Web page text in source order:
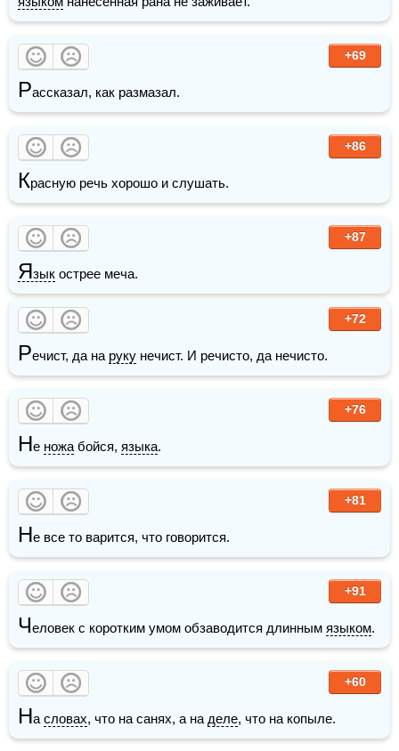
+69
Рассказал, как размазал.
+86
Красную речь хорошо и слушать.
+87
Язык острее меча.
+72
Речист, да на руку нечист. И речисто, да нечисто.
+76
Не ножа бойся, языка.
+81
Не все то варится, что говорится.
+91
Человек с коротким умом обзаводится длинным языком.
+60
На словах, что на санях, а на деле, что на копыле.